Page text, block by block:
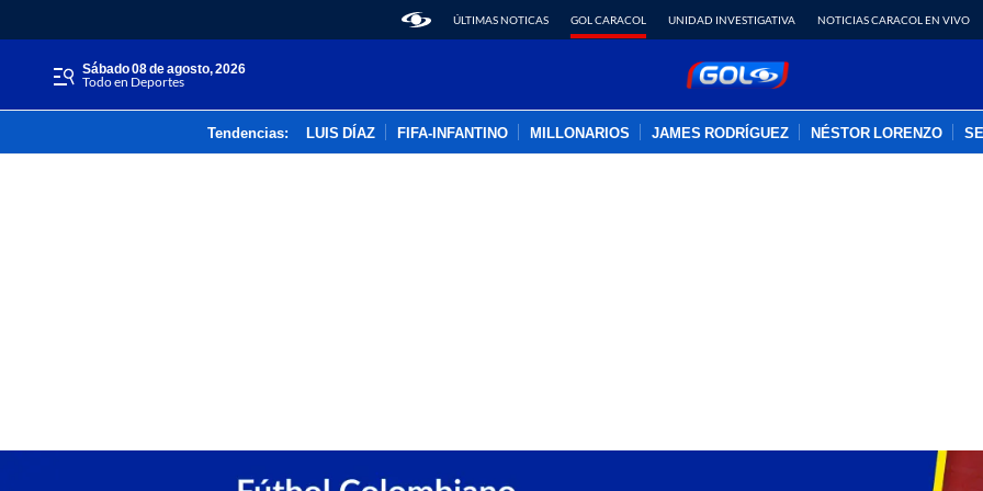
ÚLTIMAS NOTICAS GOL CARACOL UNIDAD INVESTIGATIVA NOTICIAS CARACOL EN VIVO
sábado 08 de agosto, 2026
Todo en Deportes
Tendencias: LUIS DÍAZ FIFA-INFANTINO MILLONARIOS JAMES RODRÍGUEZ NÉSTOR LORENZO